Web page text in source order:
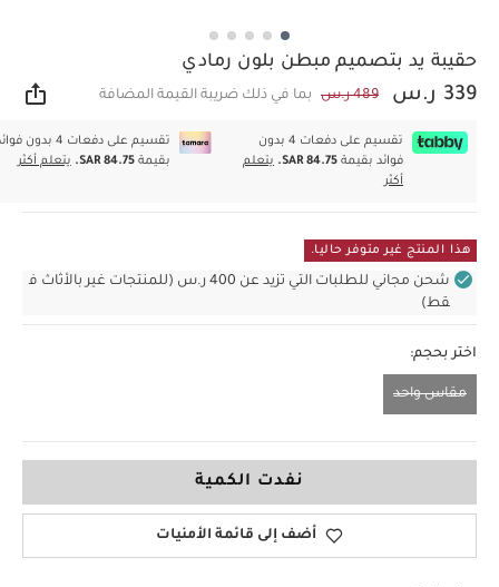
حقيبة يد بتصميم مبطن بلون رمادي
339 ر.س 489 ر.س بما في ذلك ضريبة القيمة المضافة
تقسيم على دفعات 4 بدون
فوائد بقيمة SAR 84.75.
يتعلم
أكثر
تقسيم على دفعات 4 بدون
بقيمةSAR 84.75. يتعلم أكثر
هذا المنتج غير متوفر حاليا.
شحن مجاني للطلبات التي تزيد عن 400 ر.س (للمنتجات غير بالأثاث ف
قط)
اختر بحجم:
مقاس واحد
نفدت الكمية
أضف إلى قائمة الأمنيات